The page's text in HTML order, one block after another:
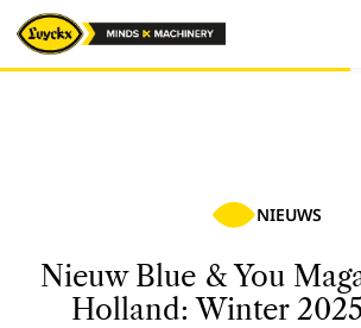
NIEUWS
Nieuw Blue & You
Holland: Winter